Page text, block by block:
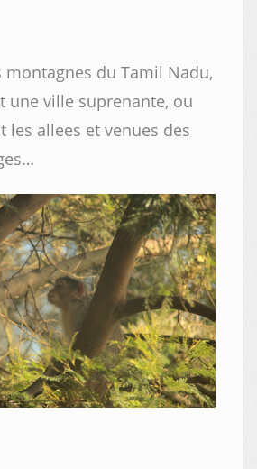
montagnes du Tamil Nadu,
une ville suprenante, ou
les allees et venues des